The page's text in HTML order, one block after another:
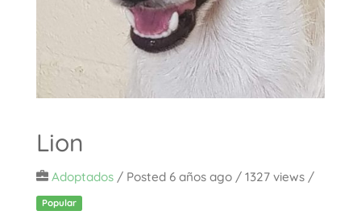
Lion
Adoptados/ Posted 6 años ago/ 1327 views /
Popular